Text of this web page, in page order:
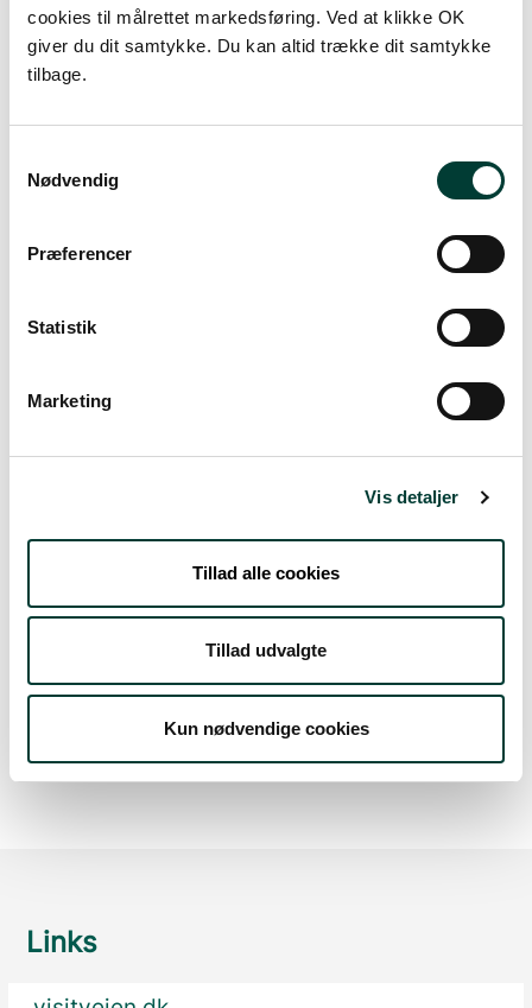
cookies til målrettet markedsføring. Ved at klikke OK
giver du dit samtykke. Du kan altid trække dit samtykke
tilbage.
Nødvendig
Præferencer
Statistik
Marketing
Vis detaljer
Tillad alle cookies
Tillad udvalgte
Kun nødvendige cookies
Vejrudsigt
19°11° skydække
Søn. 9.aug.
spredt skydække
Links